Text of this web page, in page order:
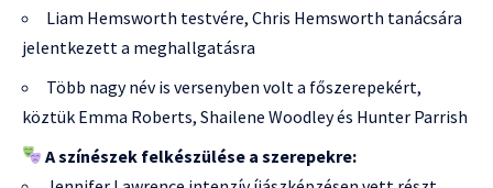
Liam Hemsworth testvére, Chris Hemsworth tanácsára
jelentkezett a meghallgatásra
Több nagy név is versenyben volt a főszerepekért,
köztük Emma Roberts, Shailene Woodley és Hunter Parrish
A színészek felkészülése a szerepekre: